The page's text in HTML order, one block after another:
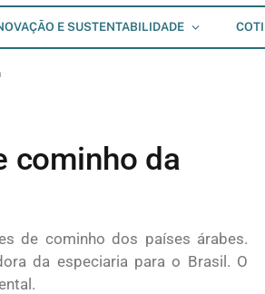
E SUSTENTABILIDADE
cominho da
de cominho dos países árabes.
da especiaria para o Brasil. O